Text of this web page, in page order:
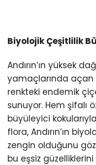
Biyolojik Çeşitlilik
Andırın’ın yüksek
yamaçlarında açan
renkteki endemik
sunuyor. Hem şifalı
büyüleyici
flora, Andırın’ın
zengin olduğunu
bu eşsiz